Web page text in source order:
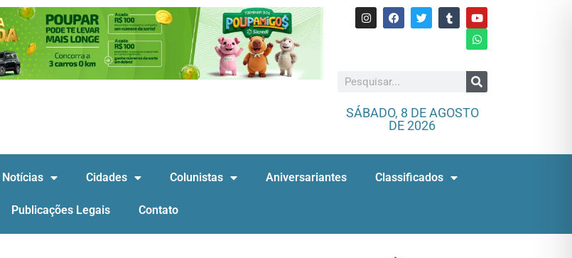
SÁBADO, 8 DE AGOSTO
DE 2026
Notícias Cidades Colunistas Aniversariantes Classificados
Publicações Legais Contato